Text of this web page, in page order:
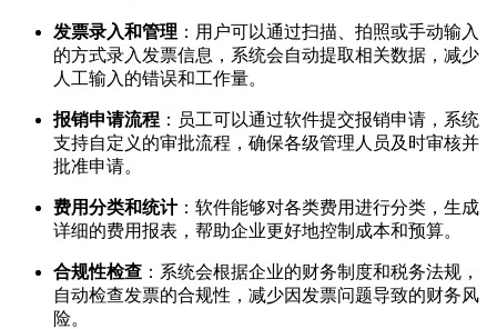
发票录入和管理 ：用户可以通过扫描、拍照或手动输入
的方式录入发票信息，系统会自动提取相关数据，减少
人工输入的错误和工作量。
报销申请流程 ：员工可以通过软件提交报销申请，系统
支持自定义的审批流程，确保各级管理人员及时审核并
批准申请。
费用分类和统计：软件能够对各类费用进行分类，生成
详细的费用报表，帮助企业更好地控制成本和预算。
合规性检查 ：系统会根据企业的财务制度和税务法规，
自动检查发票的合规性，减少因发票问题导致的财务风
险。